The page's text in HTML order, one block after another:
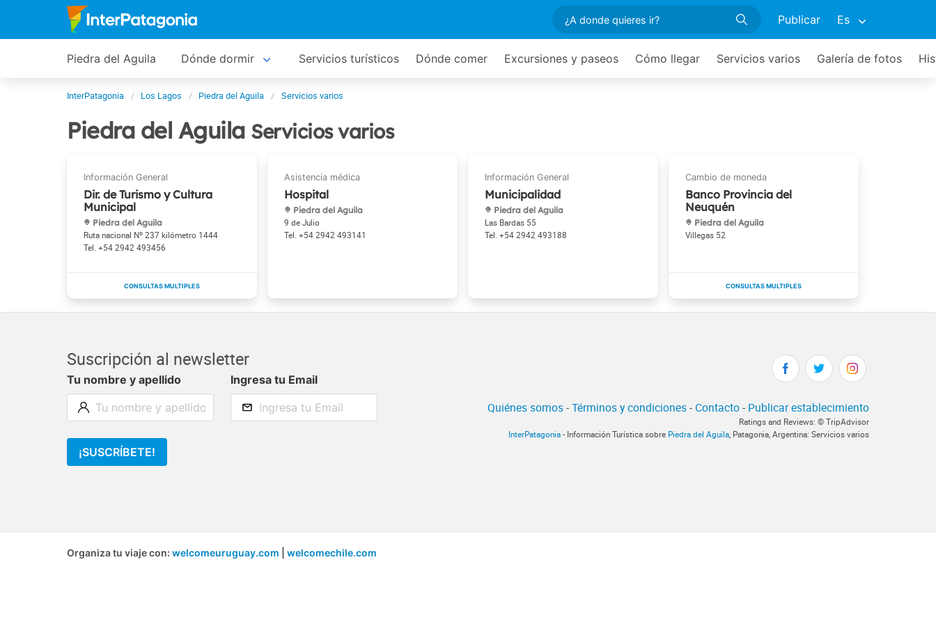
Publicar Es
Piedra del Aguila Dónde dormir Servicios turísticos Dónde comer Excursiones y paseos Cómo llegar Servicios varios Galería de fotos
InterPatagonia Los Lagos Piedra del Aguila Servicios varios
Piedra del Aguila Servicios varios
Dir. de Turismo y Cultura
Municipal
Piedra del Aguila
Ruta nacional Nº 237 kilómetro 1444
+54 2942 493456
Hospital
Piedra del Aguila
9 de Julio
+54 2942 493141
Municipalidad
Piedra del Aguila
Las Bardas 55
+54 2942 493188
Banco Provincia del
Neuquén
Piedra del Aguila
Villegas 52
Suscripción al newsletter
Tu nombre y apellido Ingresa tu Email
¡SUSCRÍBETE!
Quiénes somos-Términos y condiciones- Contacto- Publicar establecimiento
Ratings and Reviews: © TripAdvisor
InterPatagonia - Información Turística sobre Piedra del Aguila, Patagonia, Argentina: Servicios varios
Organiza tu viaje con: welcomeuruguay.com welcomechile.com